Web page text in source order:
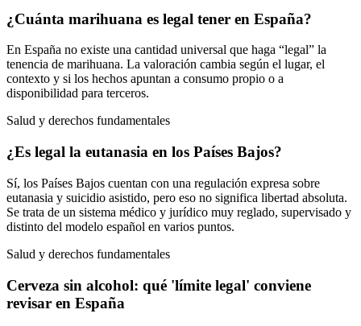
¿Cuánta marihuana es legal tener en España?
En España no existe una cantidad universal que haga “legal” la
tenencia de marihuana. La valoración cambia según el lugar, el
contexto y si los hechos apuntan a consumo propio o a
disponibilidad para terceros.
Salud y derechos fundamentales
¿Es legal la eutanasia en los Países Bajos?
Sí, los Países Bajos cuentan con una regulación expresa sobre
eutanasia y suicidio asistido, pero eso no significa libertad absoluta.
Se trata de un sistema médico y jurídico muy reglado, supervisado y
distinto del modelo español en varios puntos.
Salud y derechos fundamentales
Cerveza sin alcohol: qué 'límite legal' conviene
revisar en España